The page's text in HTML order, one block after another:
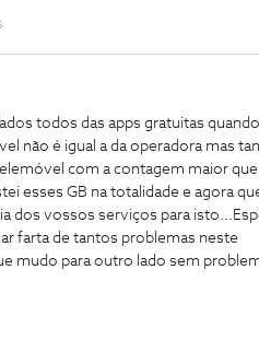
todos das apps gratuitas
não é igual a da operadora mas
com a contagem maior que
esses GB na totalidade e agora
dos vossos serviços para
farta de tantos problemas neste
mudo para outro lado sem